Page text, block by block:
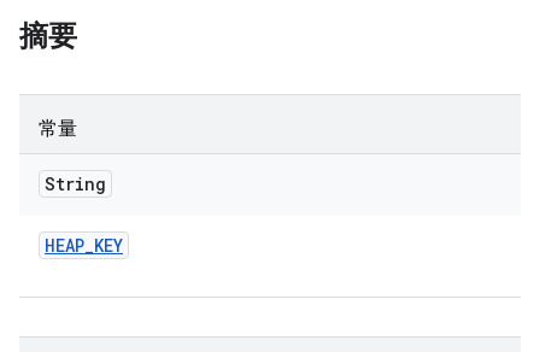
摘要
常量
String
HEAP_KEY